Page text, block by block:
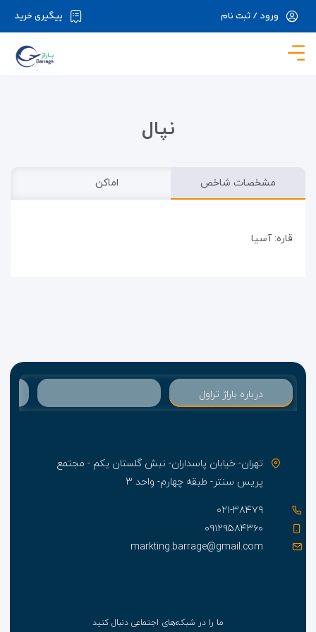
در حال حاضر ارتباط با سرور قطع می باشد لطفا
پیگیری خرید ورود / ثبت نام
نپال
مشخصات شاخص اماکن
قاره: آسیا
درباره باراژ تراول
تهران- خیابان پاسداران- نبش گلستان یکم - مجتمع
پریس سنتر- طبقه چهارم- واحد ۳
۰۲۱-۳۸۴۷۹
۰۹۱۲۹۵۸۴۳۶۰
markting.barrage@gmail.com
ما را در شبکه‌های اجتماعی دنبال کنید